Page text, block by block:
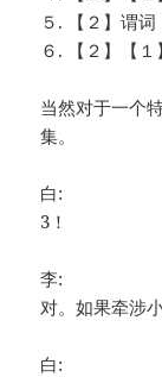
５. 【２】谓词
６. 【２】【１
当然对于一个
集。
白:
3！
李:
对。如果牵涉
白: